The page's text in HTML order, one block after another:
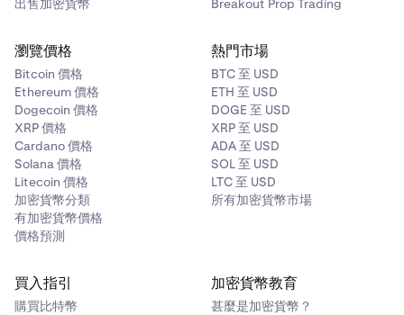
出售加密貨幣
Breakout Prop Trading
瀏覽價格
Bitcoin 價格
Ethereum 價格
Dogecoin 價格
XRP 價格
Cardano 價格
Solana 價格
Litecoin 價格
加密貨幣分類
有加密貨幣價格
價格預測
熱門市場
BTC 至 USD
ETH 至 USD
DOGE 至 USD
XRP 至 USD
ADA 至 USD
SOL 至 USD
LTC 至 USD
所有加密貨幣市場
買入指引
購買比特幣
加密貨幣教育
甚麼是加密貨幣？